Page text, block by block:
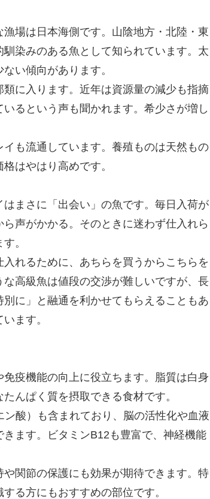
場は日本海側です。山陰地方・北陸・東
染みのある魚として知られています。太
い傾向があります。
に入ります。近年は資源量の減少も指摘
るという声も聞かれます。希少さが増し
も流通しています。養殖ものは天然もの
はやはり高めです。
まさに「出会い」の魚です。毎日入荷が
声がかかる。そのときに迷わず仕入れら
。
れるために、あちらを買うからこちらを
高級魚は値段の交渉が難しいですが、長
に」と融通を利かせてもらえることもあ
ます。
疫機能の向上に役立ちます。脂質は白身
んぱく質を摂取できる食材です。
酸）も含まれており、脳の活性化や血液
ます。ビタミンB12も豊富で、神経機能
関節の保護にも効果が期待できます。特
る方にもおすすめの部位です。